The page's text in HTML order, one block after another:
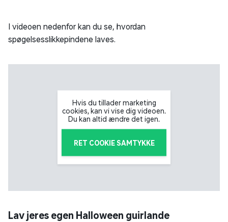
I videoen nedenfor kan du se, hvordan
spøgelsesslikkepindene laves.
Hvis du tillader marketing
cookies, kan vi vise dig videoen.
Du kan altid ændre det igen.
RET COOKIE SAMTYKKE
Lav jeres egen Halloween guirlande